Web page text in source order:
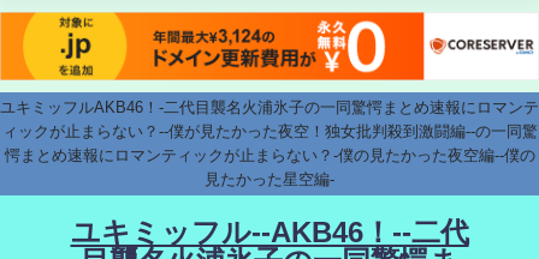
ユキミッフルAKB46！-二代目襲名火浦氷子の一同驚愕まとめ速報にロマンテ
ィックが止まらない？--僕が見たかった夜空！独女批判殺到激闘編--の一同驚
愕まとめ速報にロマンティックが止まらない？-僕の見たかった夜空編--僕の
見たかった星空編-
ユキミッフル--AKB46！--二代